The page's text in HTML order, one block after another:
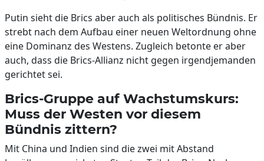
Putin sieht die Brics aber auch als politisches Bündnis. Er
strebt nach dem Aufbau einer neuen Weltordnung ohne
eine Dominanz des Westens. Zugleich betonte er aber
auch, dass die Brics-Allianz nicht gegen irgendjemanden
gerichtet sei.
Brics-Gruppe auf Wachstumskurs:
Muss der Westen vor diesem
Bündnis zittern?
Mit China und Indien sind die zwei mit Abstand